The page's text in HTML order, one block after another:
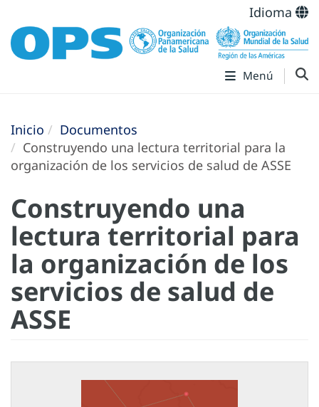
Idioma
Menú
Inicio
Documentos
Construyendo una lectura territorial para la
organización de los servicios de salud de ASSE
Construyendo una
lectura territorial para
la organización de los
servicios de salud de
ASSE